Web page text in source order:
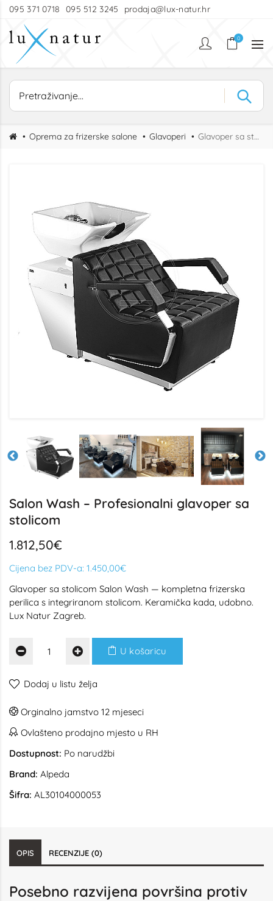
095 371 0718 095 512 3245 prodaja@lux-natur.hr
0
Oprema za frizerske salone Glavoperi Glavoper sa stolicom Salon Wash
Salon Wash – Profesionalni glavoper sa
stolicom
1.812,50€
Cijena bez PDV-a: 1.450,00€
Glavoper sa stolicom Salon Wash — kompletna frizerska
perilica s integriranom stolicom. Keramička kada, udobno.
Lux Natur Zagreb.
U košaricu
Dodaj u listu želja
Orginalno jamstvo 12 mjeseci
Ovlašteno prodajno mjesto u RH
Dostupnost: Po narudžbi
Brand: Alpeda
Šifra: AL30104000053
OPIS RECENZIJE (0)
Posebno razvijena površina protiv